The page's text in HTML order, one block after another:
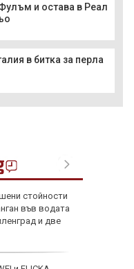
и остава в Реал
в битка за перла
стойности
във водата
и две